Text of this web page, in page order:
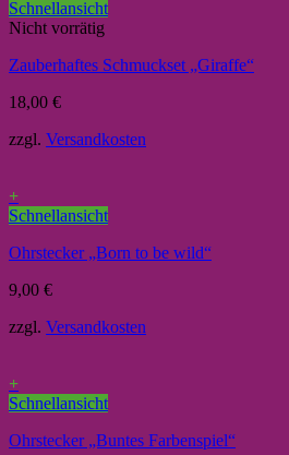
Schnellansicht
Nicht vorrätig
Zauberhaftes Schmuckset „Giraffe“
18,00 €
zzgl. Versandkosten
+
Schnellansicht
Ohrstecker „Born to be wild“
9,00 €
zzgl. Versandkosten
+
Schnellansicht
Ohrstecker „Buntes Farbenspiel“